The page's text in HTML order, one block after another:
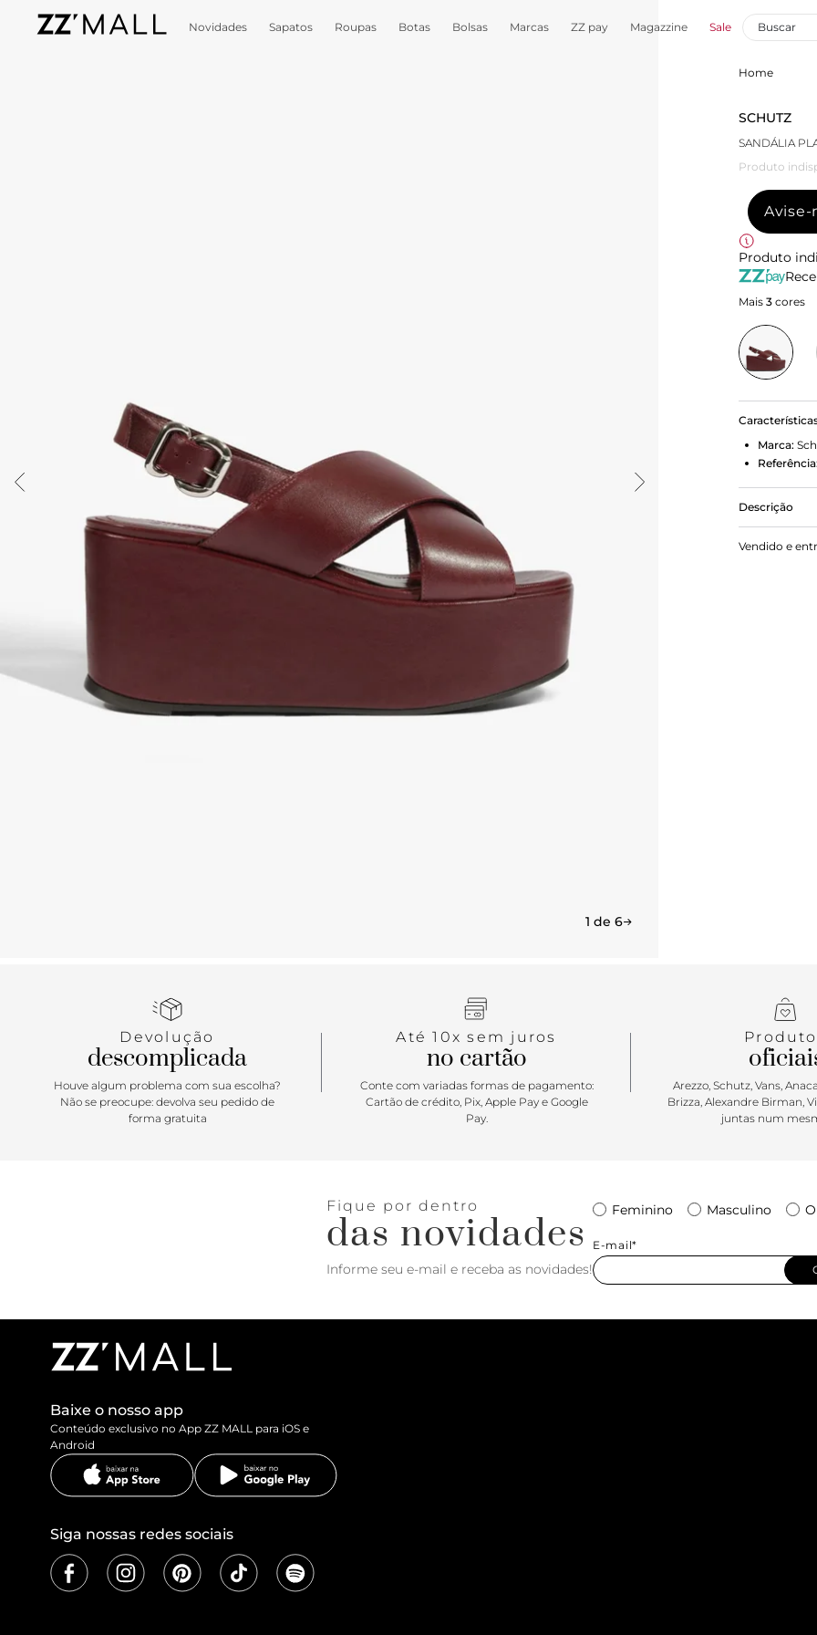
Novidades Sapatos Roupas Botas Bolsas Marcas ZZ pay Magazzine Sale
1 de 6
Home
SCHUTZ
SANDÁLIA
Produto
Avise-
Produto
Mais 3 cores
Marca:
Referência:
Descrição
Impactante
qualquer
Vendido e
Devolução
descomplicada
Houve algum problema com sua escolha?
Não se preocupe: devolva seu pedido de
forma gratuita
Até 10x sem juros
no cartão
Conte com variadas formas de pagamento:
Cartão de crédito, Pix, Apple Pay e Google
Pay.
Arezzo, Schutz, Vans,
Brizza, Alexandre Birman,
juntas num
Fique por dentro
das novidades
Informe seu e-mail e receba as novidades!
Feminino Masculino
E-mail*
Baixe o nosso app
Conteúdo exclusivo no App ZZ MALL para iOS e
Android
Siga nossas redes sociais